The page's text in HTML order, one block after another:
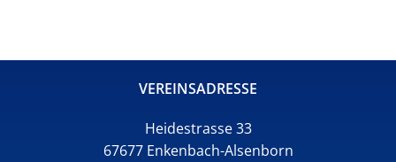
VEREINSADRESSE
Heidestrasse 33
67677 Enkenbach-Alsenborn